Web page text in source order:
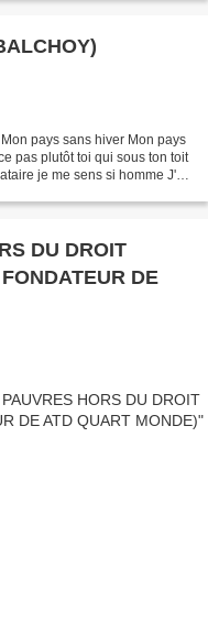
pays sans hiver Mon pays
pas plutôt toi qui sous ton toit
je me sens si homme J'y
DU DROIT
DE